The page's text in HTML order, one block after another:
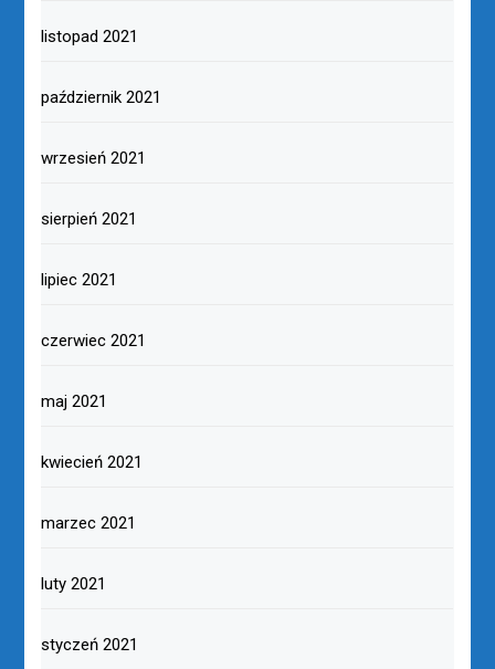
listopad 2021
październik 2021
wrzesień 2021
sierpień 2021
lipiec 2021
czerwiec 2021
maj 2021
kwiecień 2021
marzec 2021
luty 2021
styczeń 2021